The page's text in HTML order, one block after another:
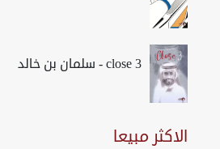
close 3 - سلمان بن خالد
الاكثر مبيعا